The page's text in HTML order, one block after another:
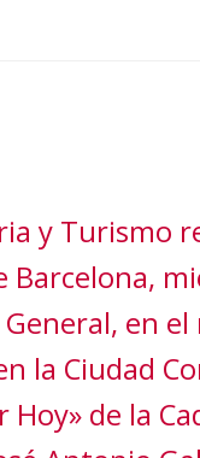
y Turismo
Barcelona,
en
la Ciudad
Hoy» de la